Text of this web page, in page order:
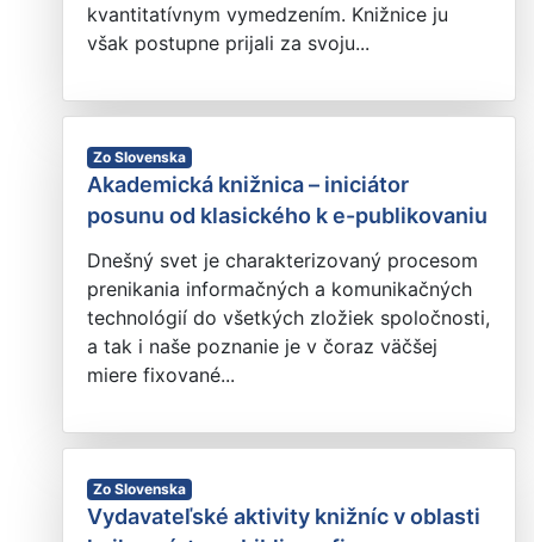
kvantitatívnym vymedzením. Knižnice ju
však postupne prijali za svoju...
Zo Slovenska
Akademická knižnica – iniciátor
posunu od klasického k e-publikovaniu
Dnešný svet je charakterizovaný procesom
prenikania informačných a komunikačných
technológií do všetkých zložiek spoločnosti,
a tak i naše poznanie je v čoraz väčšej
miere fixované...
Zo Slovenska
Vydavateľské aktivity knižníc v oblasti